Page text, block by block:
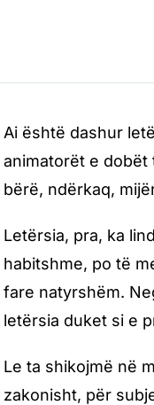
Ai është dashur
animatorët e
bërë, ndërkaq,
Letërsia, pra, ka
habitshme, po të
fare natyrshëm.
letërsia duket si e
Le ta shikojmë në
zakonisht, për